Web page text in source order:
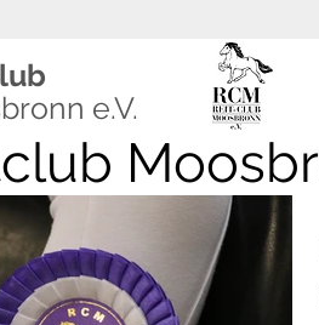
e.V.